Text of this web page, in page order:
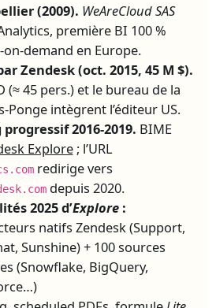
(2009). WeAreCloud SAS
première BI 100 %
on-demand en Europe.
Zendesk (oct. 2015, 45 M $).
(≈ 45 pers.) et le bureau de la
Ponge intègrent l’éditeur US.
2016-2019. BIME
Explore; l’URL
redirige vers
depuis 2020.
2025 d’Explore:
natifs Zendesk (Support,
Sunshine) + 100 sources
(Snowflake, BigQuery,